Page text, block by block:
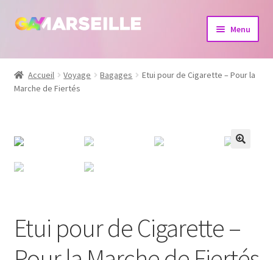
Aller
navigation
Aller
Menu
Boutique
Bijoux
Accueil Voyage Bagages
Etui pour de Cigarette – Pour la
Marche de Fiertés
Etui pour de Cigarette –